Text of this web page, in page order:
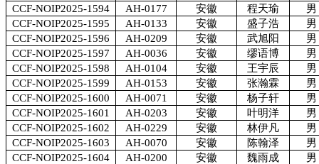
CCF-NOIP2025-1594
AH-0177 安徽 程天瑜
男
CCF-NOIP2025-1595
AH-0133 安徽 盛子浩
男
CCF-NOIP2025-1596
AH-0209 安徽 武旭阳
男
CCF-NOIP2025-1597
AH-0036 安徽 缪语博
男
CCF-NOIP2025-1598
AH-0104 安徽 王宇辰
男
CCF-NOIP2025-1599
AH-0153 安徽 张瀚霖
男
CCF-NOIP2025-1600
AH-0071 安徽 杨子轩
男
CCF-NOIP2025-1601
AH-0203 安徽 叶明洋
男
CCF-NOIP2025-1602
AH-0229 安徽 林伊凡
男
CCF-NOIP2025-1603
AH-0070 安徽 陈翰泽
男
CCF-NOIP2025-1604
AH-0200 安徽 魏雨成
男